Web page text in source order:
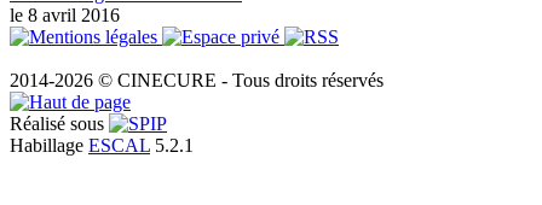
le 8 avril 2016
2014-2026 © CINECURE - Tous droits réservés
Réalisé sous
Habillage ESCAL 5.2.1